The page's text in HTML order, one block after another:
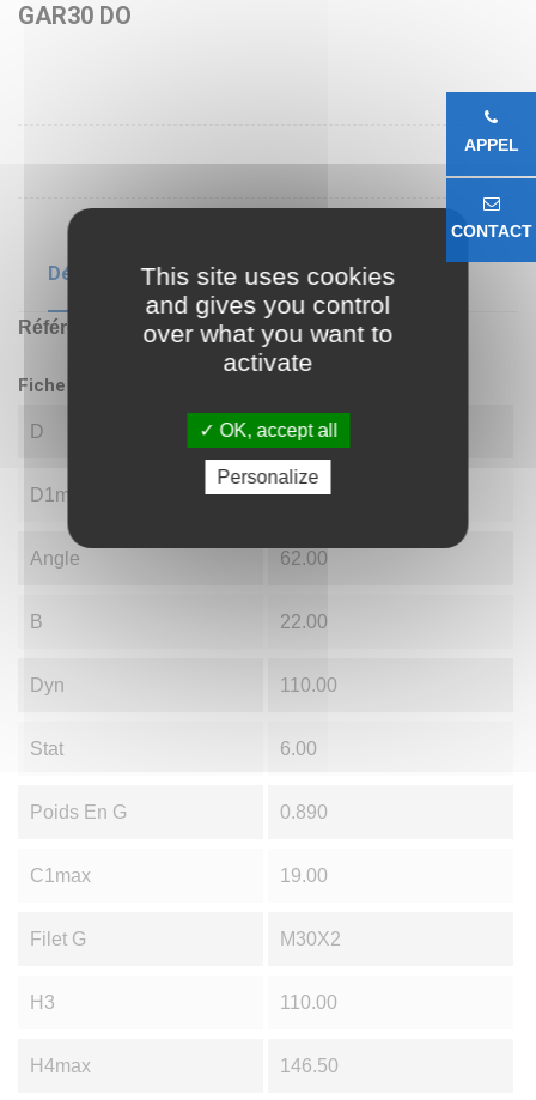
GAR30 DO
Détails du produit
Référence GAR30 DO
Fiche technique
D 30.00
D1min 33.40
Angle 62.00
B 22.00
Dyn 110.00
Stat 6.00
Poids En G 0.890
C1max 19.00
Filet G M30X2
H3 110.00
H4max 146.50
APPEL
CONTACT
This site uses cookies
and gives you control
over what you want to
activate
OK, accept all
Personalize